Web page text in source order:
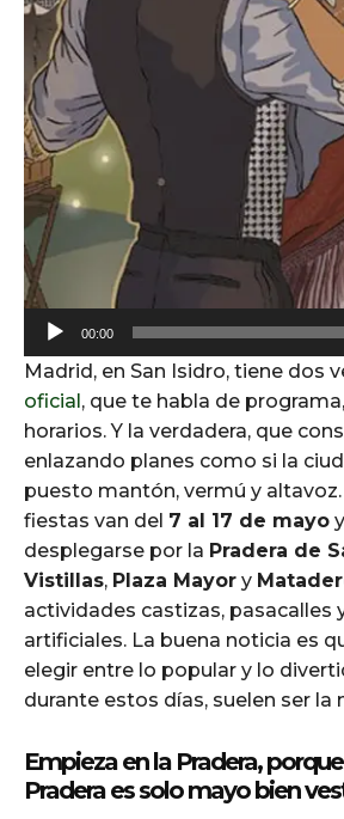
u
d
i
o
P
l
a
y
e
r
00:00
Madrid, en San Isidro, tiene dos
oficial, que te habla de
horarios. Y la verdadera, que
enlazando planes como si la
puesto mantón, vermú y
fiestas van del 7 al 17 de mayo
desplegarse por la Pradera de
Vistillas, Plaza Mayor y
actividades castizas, pasacalles
artificiales. La buena noticia es
elegir entre lo popular y lo
durante estos días, suelen ser la
Empieza en la Pradera,
Pradera es solo mayo bien